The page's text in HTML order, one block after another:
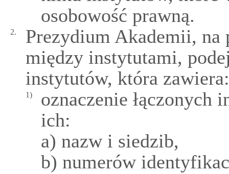
osobowość prawną.
2.
Prezydium Akademii,
między instytutami,
instytutów, która zawiera:
1)
oznaczenie łączonych
ich:
a) nazw i siedzib,
b) numerów